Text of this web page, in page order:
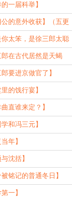
一届科举】
公的意外收获】（五更
你太笨，是徐三郎太聪
郎在古代居然是天蝎
要进京做官了】
的饯行宴】
直谁来定？】
和冯三元】
年】
沈括】
铭记的普通冬日】
一】